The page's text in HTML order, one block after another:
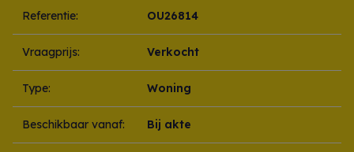
Referentie: OU26814
Vraagprijs: Verkocht
Type: Woning
Beschikbaar vanaf: Bij akte